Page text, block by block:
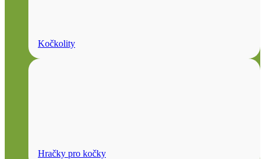
Kočkolity
Hračky pro kočky